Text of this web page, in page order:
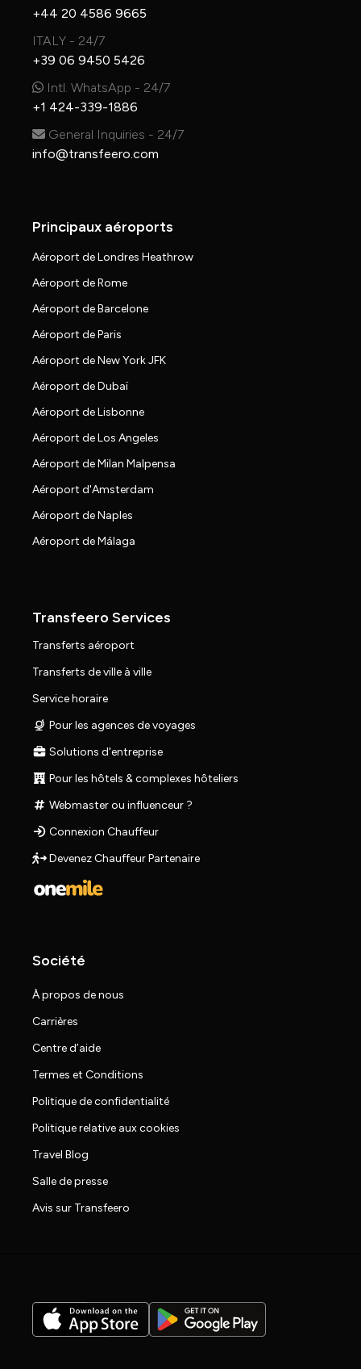
+44 20 4586 9665
ITALY - 24/7
+39 06 9450 5426
Intl. WhatsApp - 24/7
+1 424-339-1886
General Inquiries - 24/7
info@transfeero.com
Principaux aéroports
Aéroport de Londres Heathrow
Aéroport de Rome
Aéroport de Barcelone
Aéroport de Paris
Aéroport de New York JFK
Aéroport de Dubaï
Aéroport de Lisbonne
Aéroport de Los Angeles
Aéroport de Milan Malpensa
Aéroport d'Amsterdam
Aéroport de Naples
Aéroport de Málaga
Transfeero Services
Transferts aéroport
Transferts de ville à ville
Service horaire
Pour les agences de voyages
Solutions d'entreprise
Pour les hôtels & complexes hôteliers
Webmaster ou influenceur ?
Connexion Chauffeur
Devenez Chauffeur Partenaire
Société
À propos de nous
Carrières
Centre d’aide
Termes et Conditions
Politique de confidentialité
Politique relative aux cookies
Travel Blog
Salle de presse
Avis sur Transfeero